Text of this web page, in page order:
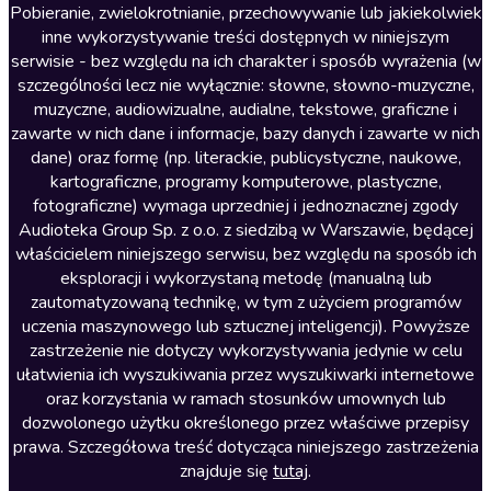
Literatura anglojęzyczna
Literatura faktu
Literatura obyczajowa
Literatura piękna obca
Literatura piękna polska
Nagrania relaksacyjne
Nauka języków
Nauki humanistyczne
Podcasty i audycje
Polityka
Prasa
Religia
Romans
Pobieranie, zwielokrotnianie, przechowywanie lub jakiekolwiek
inne wykorzystywanie treści dostępnych w niniejszym
serwisie - bez względu na ich charakter i sposób wyrażenia (w
szczególności lecz nie wyłącznie: słowne, słowno-muzyczne,
muzyczne, audiowizualne, audialne, tekstowe, graficzne i
zawarte w nich dane i informacje, bazy danych i zawarte w nich
dane) oraz formę (np. literackie, publicystyczne, naukowe,
kartograficzne, programy komputerowe, plastyczne,
fotograficzne) wymaga uprzedniej i jednoznacznej zgody
Audioteka Group Sp. z o.o. z siedzibą w Warszawie, będącej
właścicielem niniejszego serwisu, bez względu na sposób ich
eksploracji i wykorzystaną metodę (manualną lub
zautomatyzowaną technikę, w tym z użyciem programów
uczenia maszynowego lub sztucznej inteligencji). Powyższe
zastrzeżenie nie dotyczy wykorzystywania jedynie w celu
ułatwienia ich wyszukiwania przez wyszukiwarki internetowe
oraz korzystania w ramach stosunków umownych lub
dozwolonego użytku określonego przez właściwe przepisy
prawa. Szczegółowa treść dotycząca niniejszego zastrzeżenia
znajduje się tutaj.